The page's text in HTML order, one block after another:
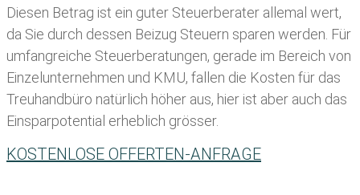
Diesen Betrag ist ein guter Steuerberater allemal wert,
da Sie durch dessen Beizug Steuern sparen werden. Für
umfangreiche Steuerberatungen, gerade im Bereich von
Einzelunternehmen und KMU, fallen die Kosten für das
Treuhandbüro natürlich höher aus, hier ist aber auch das
Einsparpotential erheblich grösser.
KOSTENLOSE OFFERTEN-ANFRAGE